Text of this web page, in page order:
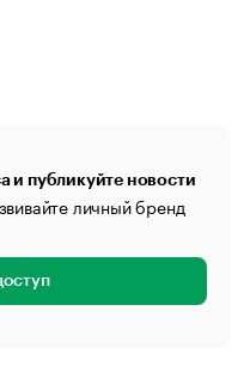
и публикуйте новости
личный бренд